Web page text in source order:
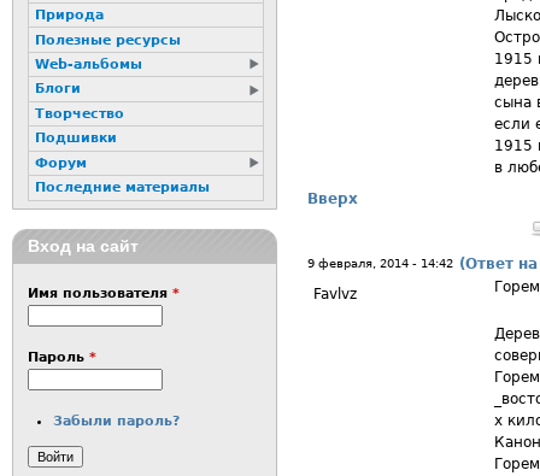
1915
сына
если
1915
в
Вверх
9 февраля, 2014 - 14:42 (Ответ
Favlvz
х
Природа
Полезные ресурсы
Web-альбомы
Блоги
Творчество
Подшивки
Форум
Последние материалы
Вход на сайт
Имя пользователя *
Пароль *
Забыли пароль?